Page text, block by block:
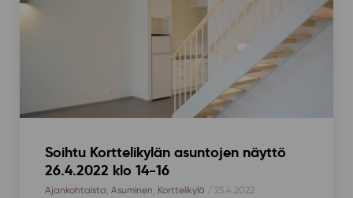
Soihtu Korttelikylän asuntojen näyttö
26.4.2022 klo 14-16
Ajankohtaista, Asuminen, Korttelikylä / 25.4.2022